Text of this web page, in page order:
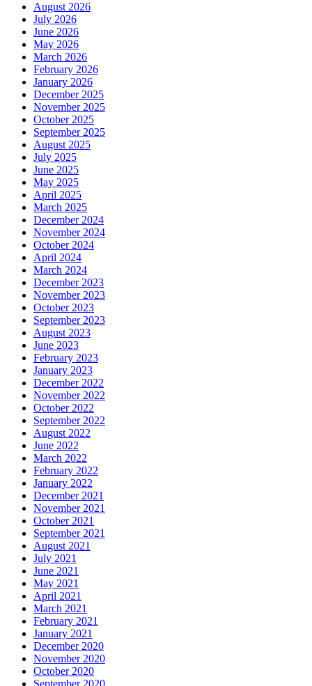
August 2026
July 2026
June 2026
May 2026
March 2026
February 2026
January 2026
December 2025
November 2025
October 2025
September 2025
August 2025
July 2025
June 2025
May 2025
April 2025
March 2025
December 2024
November 2024
October 2024
April 2024
March 2024
December 2023
November 2023
October 2023
September 2023
August 2023
June 2023
February 2023
January 2023
December 2022
November 2022
October 2022
September 2022
August 2022
June 2022
March 2022
February 2022
January 2022
December 2021
November 2021
October 2021
September 2021
August 2021
July 2021
June 2021
May 2021
April 2021
March 2021
February 2021
January 2021
December 2020
November 2020
October 2020